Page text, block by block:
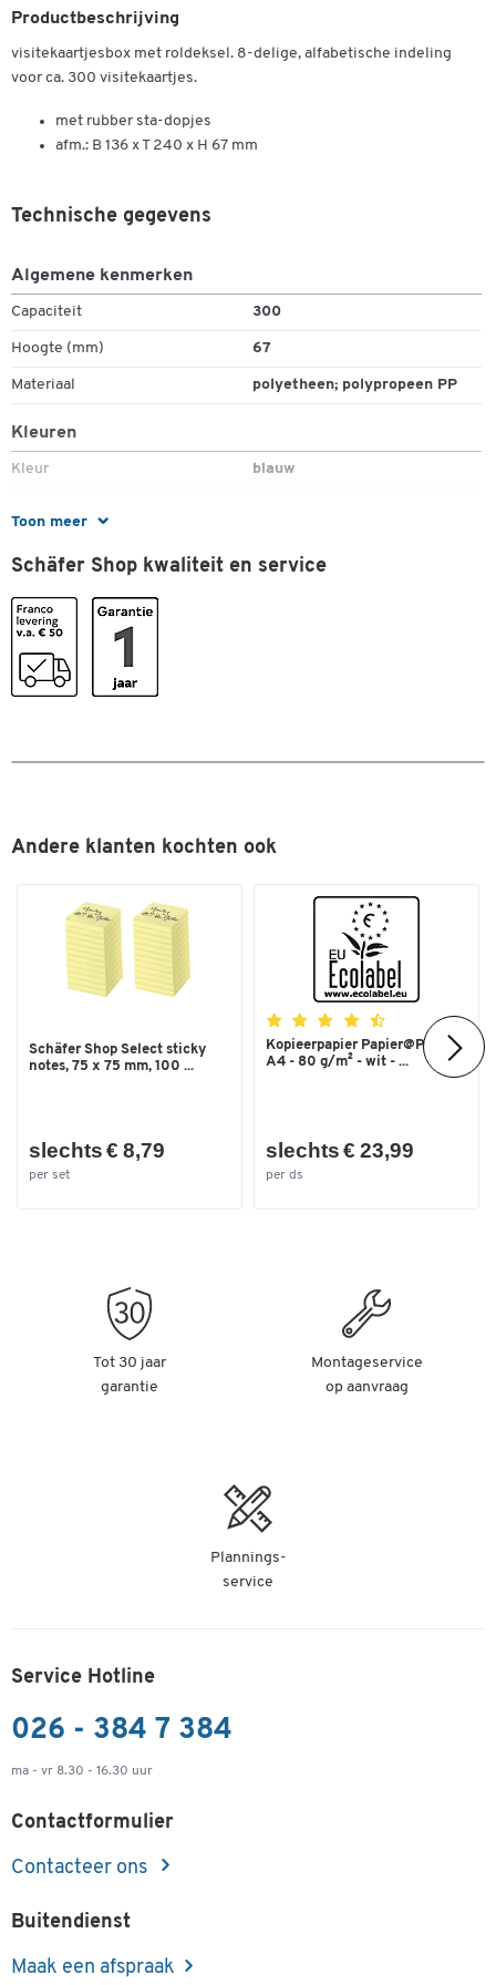
Productbeschrijving
visitekaartjesbox met roldeksel. 8-delige, alfabetische indeling
voor ca. 300 visitekaartjes.
met rubber sta-dopjes
afm.: B 136 x T 240 x H 67 mm
Toon meer
Technische gegevens
Algemene kenmerken
Capaciteit 300
Hoogte (mm) 67
Materiaal polyetheen; polypropeen PP
Kleuren
Kleur blauw
Afmetingen
Breedte (mm)
Schäfer Shop kwaliteit en service
Andere klanten kochten ook
Schäfer Shop Select sticky
notes, 75 x 75 mm, 100 ...
slechts € 8,79
per set
Kopieerpapier Papier@Print -
A4 - 80 g/m² - wit - ...
slechts € 23,99
per ds
Tot 30 jaar
garantie
Montageservice
op aanvraag
Plannings-
service
Service Hotline
026 - 384 7 384
ma - vr 8.30 - 16.30 uur
Contactformulier
Contacteer ons
Buitendienst
Maak een afspraak